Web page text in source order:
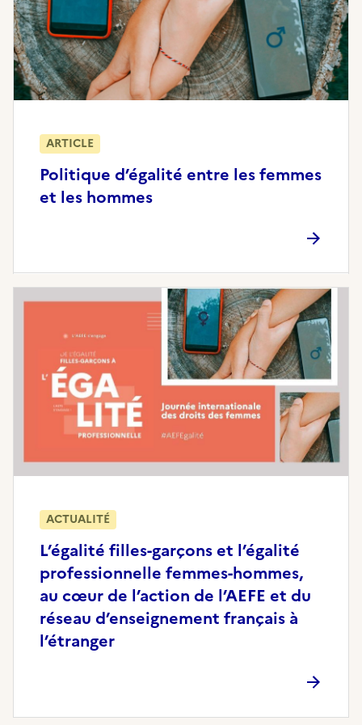
Politique d’égalité entre les femmes
et les hommes
ARTICLE
L’égalité filles-garçons et l’égalité
professionnelle femmes-hommes,
au cœur de l’action de l’AEFE et du
réseau d’enseignement français à
l’étranger
ACTUALITÉ